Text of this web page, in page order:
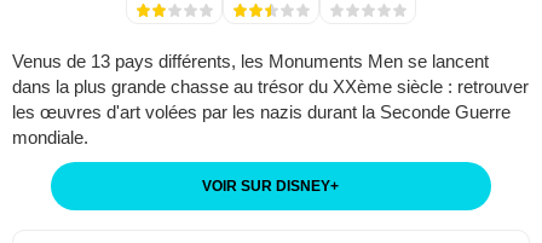
Venus de 13 pays différents, les Monuments Men se lancent
dans la plus grande chasse au trésor du XXème siècle : retrouver
les œuvres d'art volées par les nazis durant la Seconde Guerre
mondiale.
VOIR SUR DISNEY+